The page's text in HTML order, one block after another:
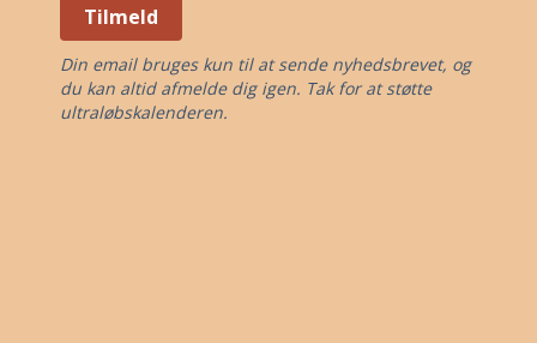
Tilmeld
Din email bruges kun til at sende nyhedsbrevet, og
du kan altid afmelde dig igen. Tak for at støtte
ultraløbskalenderen.